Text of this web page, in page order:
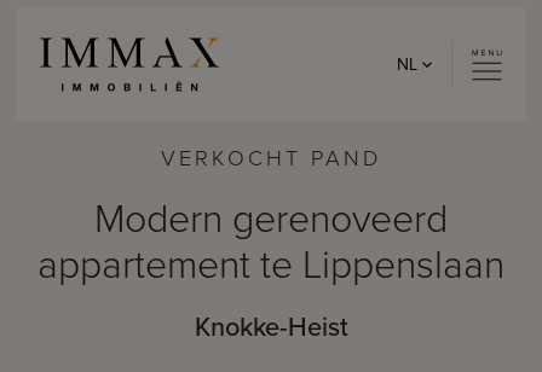
NL
VERKOCHT PAND
Modern gerenoveerd
appartement te Lippenslaan
Knokke-Heist